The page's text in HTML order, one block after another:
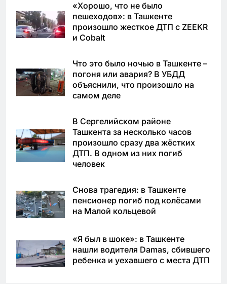
«Хорошо, что не было
пешеходов»: в Ташкенте
произошло жесткое ДТП с ZEEKR
и Cobalt
Что это было ночью в Ташкенте –
погоня или авария? В УБДД
объяснили, что произошло на
самом деле
В Сергелийском районе
Ташкента за несколько часов
произошло сразу два жёстких
ДТП. В одном из них погиб
человек
Снова трагедия: в Ташкенте
пенсионер погиб под колёсами
на Малой кольцевой
«Я был в шоке»: в Ташкенте
нашли водителя Damas, сбившего
ребенка и уехавшего с места ДТП